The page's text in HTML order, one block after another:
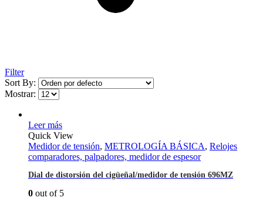
Filter
Sort By:
Mostrar:
Leer más
Quick View
Medidor de tensión, METROLOGÍA BÁSICA, Relojes
comparadores, palpadores, medidor de espesor
Dial de distorsión del cigüeñal/medidor de tensión 696MZ
0 out of 5